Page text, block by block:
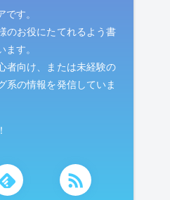
す。
のお役にたてれるよう書
す。
者向け、または未経験の
系の情報を発信していま